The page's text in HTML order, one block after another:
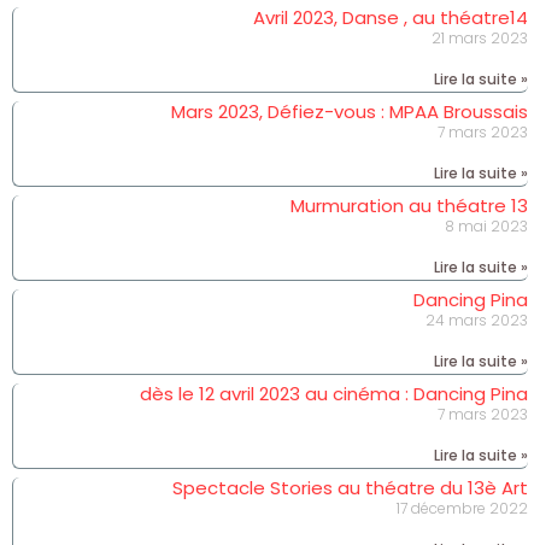
Avril 2023, Danse , au théatre14
21 mars 2023
Lire la suite »
Mars 2023, Défiez-vous : MPAA Broussais
7 mars 2023
Lire la suite »
Murmuration au théatre 13
8 mai 2023
Lire la suite »
Dancing Pina
24 mars 2023
Lire la suite »
dès le 12 avril 2023 au cinéma : Dancing Pina
7 mars 2023
Lire la suite »
Spectacle Stories au théatre du 13è Art
17 décembre 2022